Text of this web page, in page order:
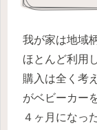
我が家は地域
ほとんど利用
購入は全く考
がベビーカー
４ヶ月になっ